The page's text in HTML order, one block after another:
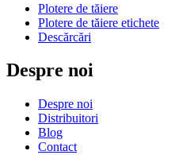
Plotere de tăiere
Plotere de tăiere etichete
Descărcări
Despre noi
Despre noi
Distribuitori
Blog
Contact